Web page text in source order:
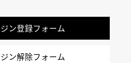
ン登録フォーム
ン解除フォーム